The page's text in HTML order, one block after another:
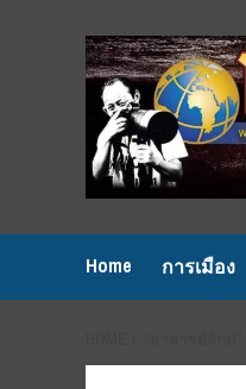
Home การเมือง